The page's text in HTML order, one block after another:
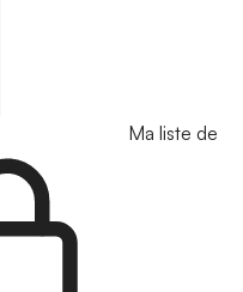
Ma liste de